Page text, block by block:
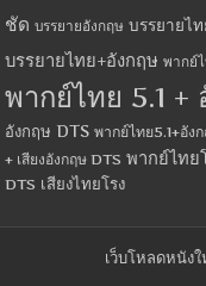
ชัด บรรยายอังกฤษ บรรยายไท
บรรยายไทย+อังกฤษ พากย์
พากย์ไทย 5.1 +
อังกฤษ DTS พากย์ไทย5.1+อัง
+ เสียงอังกฤษ DTS พากย์ไทย
DTS เสียงไทยโรง
เว็บโหลดหนัง